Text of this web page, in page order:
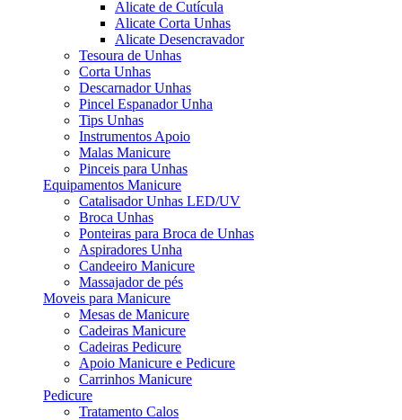
Alicate de Cutícula
Alicate Corta Unhas
Alicate Desencravador
Tesoura de Unhas
Corta Unhas
Descarnador Unhas
Pincel Espanador Unha
Tips Unhas
Instrumentos Apoio
Malas Manicure
Pinceis para Unhas
Equipamentos Manicure
Catalisador Unhas LED/UV
Broca Unhas
Ponteiras para Broca de Unhas
Aspiradores Unha
Candeeiro Manicure
Massajador de pés
Moveis para Manicure
Mesas de Manicure
Cadeiras Manicure
Cadeiras Pedicure
Apoio Manicure e Pedicure
Carrinhos Manicure
Pedicure
Tratamento Calos